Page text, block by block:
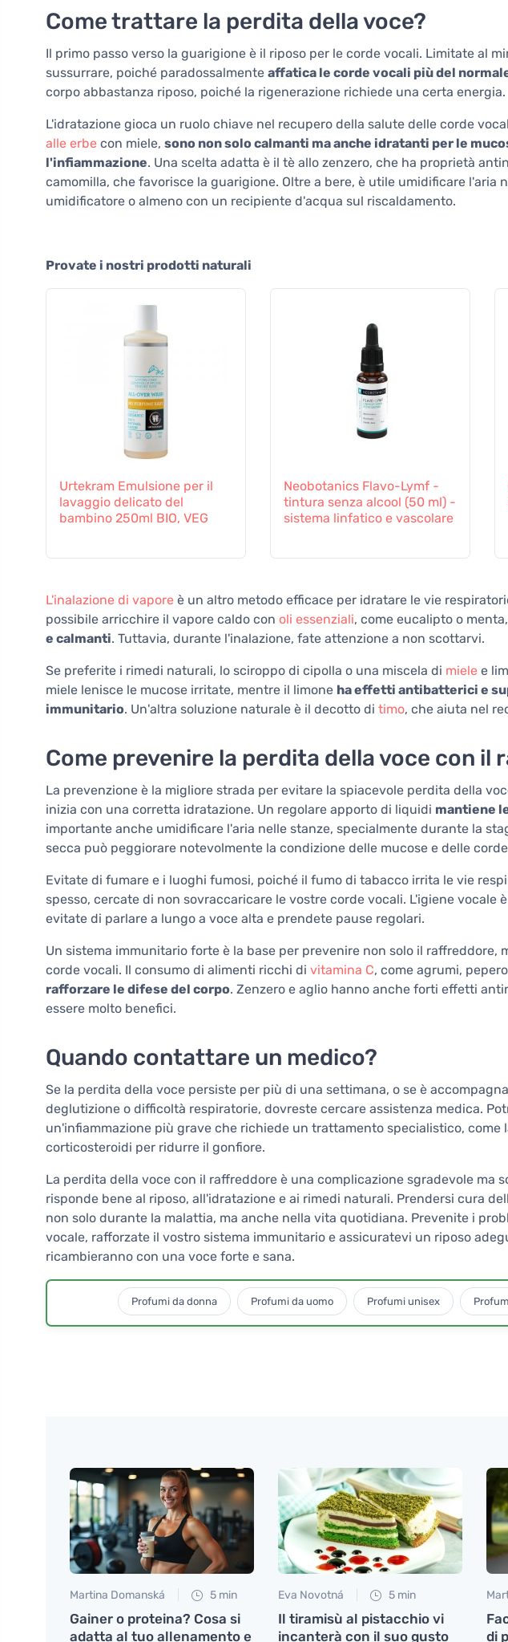
Come trattare la perdita della voce?
Il primo passo verso la guarigione è il riposo per le corde vocali. Limitate al
sussurrare, poiché paradossalmente affatica le corde vocali più del
corpo abbastanza riposo, poiché la rigenerazione richiede una certa energia.
L'idratazione gioca un ruolo chiave nel recupero della salute delle corde
alle erbe con miele, sono non solo calmanti ma anche idratanti per le
l'infiammazione. Una scelta adatta è il tè allo zenzero, che ha proprietà
camomilla, che favorisce la guarigione. Oltre a bere, è utile umidificare l'aria
umidificatore o almeno con un recipiente d'acqua sul riscaldamento.
Provate i nostri prodotti naturali
Urtekram Emulsione per il
lavaggio delicato del
bambino 250ml BIO, VEG
Neobotanics Flavo-Lymf -
tintura senza alcool (50 ml) -
sistema linfatico e vascolare
L'inalazione di vapore è un altro metodo efficace per idratare le vie
possibile arricchire il vapore caldo con oli essenziali, come eucalipto o
e calmanti. Tuttavia, durante l'inalazione, fate attenzione a non scottarvi.
Se preferite i rimedi naturali, lo sciroppo di cipolla o una miscela di miele e
miele lenisce le mucose irritate, mentre il limone ha effetti antibatterici e
immunitario. Un'altra soluzione naturale è il decotto di timo, che aiuta nel
Come prevenire la perdita della voce con il
La prevenzione è la migliore strada per evitare la spiacevole perdita della
inizia con una corretta idratazione. Un regolare apporto di liquidi mantiene
importante anche umidificare l'aria nelle stanze, specialmente durante la
secca può peggiorare notevolmente la condizione delle mucose e delle
Evitate di fumare e i luoghi fumosi, poiché il fumo di tabacco irrita le vie
spesso, cercate di non sovraccaricare le vostre corde vocali. L'igiene vocale
evitate di parlare a lungo a voce alta e prendete pause regolari.
Un sistema immunitario forte è la base per prevenire non solo il raffreddore,
corde vocali. Il consumo di alimenti ricchi di vitamina C, come agrumi,
rafforzare le difese del corpo. Zenzero e aglio hanno anche forti effetti
essere molto benefici.
Quando contattare un medico?
Se la perdita della voce persiste per più di una settimana, o se è
deglutizione o difficoltà respiratorie, dovreste cercare assistenza medica.
un'infiammazione più grave che richiede un trattamento specialistico, come
corticosteroidi per ridurre il gonfiore.
La perdita della voce con il raffreddore è una complicazione sgradevole ma
risponde bene al riposo, all'idratazione e ai rimedi naturali. Prendersi cura
non solo durante la malattia, ma anche nella vita quotidiana. Prevenite i
vocale, rafforzate il vostro sistema immunitario e assicuratevi un riposo
ricambieranno con una voce forte e sana.
Profumi da donna Profumi da uomo Profumi unisex
Martina Domanská 5 min
Gainer o proteina? Cosa si
adatta al tuo allenamento e
Eva Novotná 5 min
Il tiramisù al pistacchio vi
incanterà con il suo gusto
di